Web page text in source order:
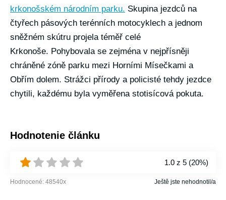
krkonošském národním parku. Skupina jezdců na
čtyřech pásových terénních motocyklech a jednom
sněžném skútru projela téměř celé
Krkonoše. Pohybovala se zejména v nejpřísněji
chráněné zóně parku mezi Horními Mísečkami a
Obřím dolem. Strážci přírody a policisté tehdy jezdce
chytili, každému byla vyměřena stotisícová pokuta.
Hodnotenie článku
1.0 z 5 (20%)
Hodnocené: 48540x Ještě jste nehodnotil/a